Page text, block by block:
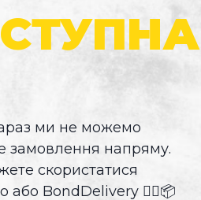
ми не можемо
замовлення напряму.
скористатися
або BondDelivery 🚴‍♂️📦